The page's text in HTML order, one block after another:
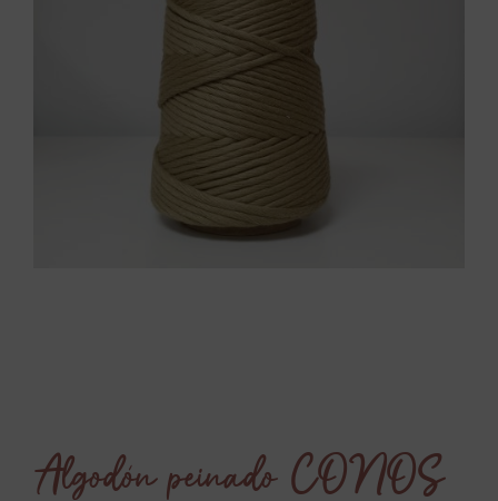
Algodón peinado CONOS